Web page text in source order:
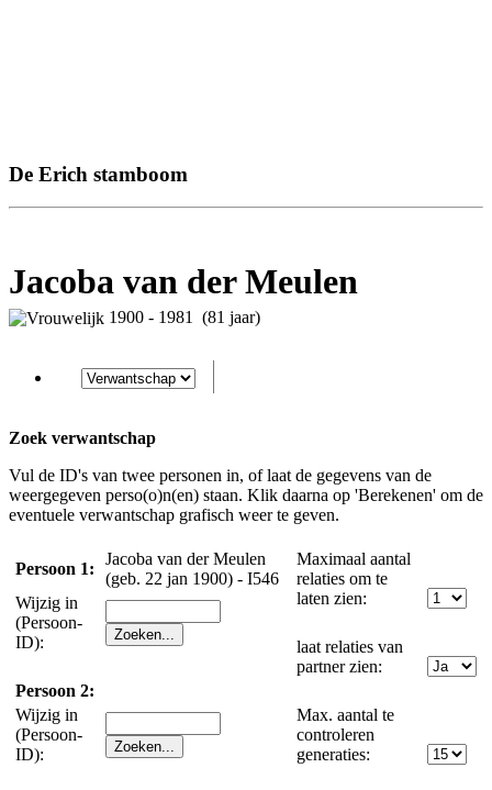
De Erich stamboom
Jacoba van der Meulen
1900 - 1981 (81 jaar)
Zoek verwantschap
Vul de ID's van twee personen in, of laat de gegevens van de
weergegeven perso(o)n(en) staan. Klik daarna op 'Berekenen' om de
eventuele verwantschap grafisch weer te geven.
Persoon 1:
Jacoba van der Meulen
(geb. 22 jan 1900) - I546
Wijzig in
(Persoon-
ID):
Persoon 2:
Wijzig in
(Persoon-
ID):
Maximaal aantal
relaties om te
laten zien:
laat relaties van
partner zien:
Max. aantal te
controleren
generaties: